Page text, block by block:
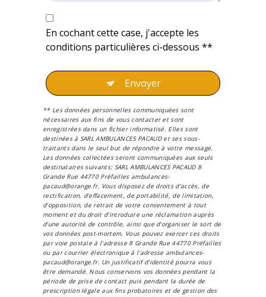
En cochant cette case, j'accepte les
conditions particulières ci-dessous **
Envoyer
** Les données personnelles communiquées sont
nécessaires aux fins de vous contacter et sont
enregistrées dans un fichier informatisé. Elles sont
destinées à SARL AMBULANCES PACAUD et ses sous-
traitants dans le seul but de répondre à votre message.
Les données collectées seront communiquées aux seuls
destinataires suivants: SARL AMBULANCES PACAUD 8
Grande Rue 44770 Préfailles ambulances-
pacaud@orange.fr. Vous disposez de droits d’accès, de
rectification, d’effacement, de portabilité, de limitation,
d’opposition, de retrait de votre consentement à tout
moment et du droit d’introduire une réclamation auprès
d’une autorité de contrôle, ainsi que d’organiser le sort de
vos données post-mortem. Vous pouvez exercer ces droits
par voie postale à l'adresse 8 Grande Rue 44770 Préfailles
ou par courrier électronique à l'adresse ambulances-
pacaud@orange.fr. Un justificatif d'identité pourra vous
être demandé. Nous conservons vos données pendant la
période de prise de contact puis pendant la durée de
prescription légale aux fins probatoires et de gestion des